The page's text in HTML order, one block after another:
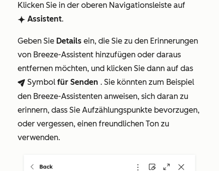
Klicken Sie in der oberen Navigationsleiste auf
breezeSingleStarIcon Assistent.
Geben Sie Details ein, die Sie zu den Erinnerungen
von Breeze-Assistent hinzufügen oder daraus
entfernen möchten, und klicken Sie dann auf das
breezeSendIcon Symbol für Senden . Sie könnten zum Beispiel
den Breeze-Assistenten anweisen, sich daran zu
erinnern, dass Sie Aufzählungspunkte bevorzugen,
oder vergessen, einen freundlichen Ton zu
verwenden.